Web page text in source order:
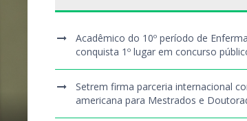
Acadêmico do 10º período de
conquista 1º lugar em concurso
Setrem firma parceria internacional
americana para Mestrados e